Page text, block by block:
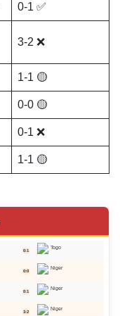
0-1 ✅
3-2 ❌
1-1 🟡
0-0 🟡
0-1 ❌
1-1 🟡
0:1 Togo
0:0 Niger
0:1 Niger
3:2 Niger